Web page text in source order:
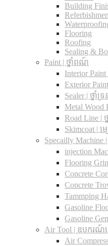
Building
Flooring
Roofing
Sealing &
Paint | ថ្នាំពណ៍
Interior Paint
Exterior
Sealer | ថ្នាំទ្រ
Metal Wood
Road Line |
Skimcoat | ម្
Specailly
injection
Flooring
Concrete
Concrete
Tammping
Gasoline
Gasoline
Air Tool | ឧបករណ៍
Air